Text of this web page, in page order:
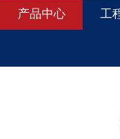
产品中心 工